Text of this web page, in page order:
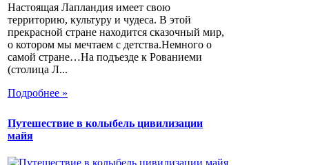
Настоящая Лапландия имеет свою
территорию, культуру и чудеса. В этой
прекрасной стране находится сказочный мир,
о котором мы мечтаем с детства.Немного о
самой стране…На подъезде к Рованиеми
(столица Л...
Подробнее »
Путешествие в колыбель цивилизации
майя